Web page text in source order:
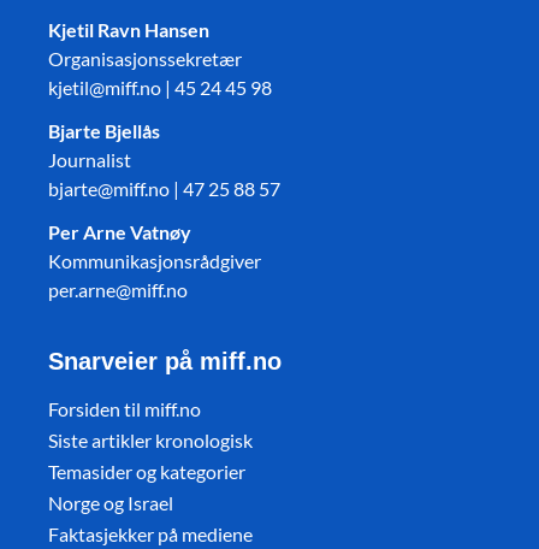
Kjetil Ravn Hansen
Organisasjonssekretær
kjetil@miff.no | 45 24 45 98
Bjarte Bjellås
Journalist
bjarte@miff.no | 47 25 88 57
Per Arne Vatnøy
Kommunikasjonsrådgiver
per.arne@miff.no
Snarveier på miff.no
Forsiden til miff.no
Siste artikler kronologisk
Temasider og kategorier
Norge og Israel
Faktasjekker på mediene